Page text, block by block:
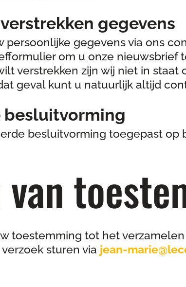
gegevens
persoonlijke gegevens via ons
om u onze nieuwsbrief
verstrekken zijn wij niet in
geval kunt u natuurlijk altijd
besluitvorming
besluitvorming toegepast op
toestemming tot het
sturen via jean-